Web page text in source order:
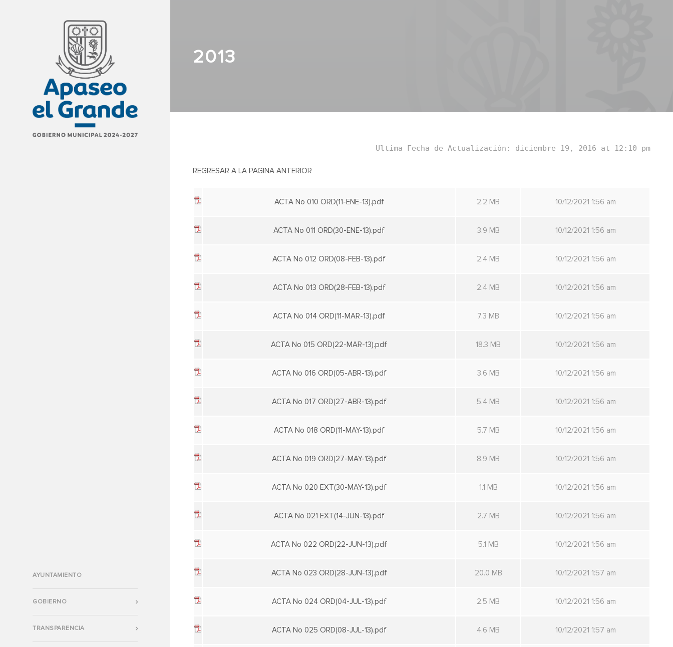
AYUNTAMIENTO
GOBIERNO
TRANSPARENCIA
2013
Ultima Fecha de Actualización: diciembre 19, 2016 at 12:10 pm
REGRESAR A LA PAGINA ANTERIOR
ACTA No 010 ORD(11-ENE-13).pdf 2.2 MB 10/12/2021 1:56 am
ACTA No 011 ORD(30-ENE-13).pdf 3.9 MB 10/12/2021 1:56 am
ACTA No 012 ORD(08-FEB-13).pdf 2.4 MB 10/12/2021 1:56 am
ACTA No 013 ORD(28-FEB-13).pdf 2.4 MB 10/12/2021 1:56 am
ACTA No 014 ORD(11-MAR-13).pdf 7.3 MB 10/12/2021 1:56 am
ACTA No 015 ORD(22-MAR-13).pdf 18.3 MB 10/12/2021 1:56 am
ACTA No 016 ORD(05-ABR-13).pdf 3.6 MB 10/12/2021 1:56 am
ACTA No 017 ORD(27-ABR-13).pdf 5.4 MB 10/12/2021 1:56 am
ACTA No 018 ORD(11-MAY-13).pdf 5.7 MB 10/12/2021 1:56 am
ACTA No 019 ORD(27-MAY-13).pdf 8.9 MB 10/12/2021 1:56 am
ACTA No 020 EXT(30-MAY-13).pdf 1.1 MB 10/12/2021 1:56 am
ACTA No 021 EXT(14-JUN-13).pdf 2.7 MB 10/12/2021 1:56 am
ACTA No 022 ORD(22-JUN-13).pdf 5.1 MB 10/12/2021 1:56 am
ACTA No 023 ORD(28-JUN-13).pdf 20.0 MB 10/12/2021 1:57 am
ACTA No 024 ORD(04-JUL-13).pdf 2.5 MB 10/12/2021 1:56 am
ACTA No 025 ORD(08-JUL-13).pdf 4.6 MB 10/12/2021 1:57 am